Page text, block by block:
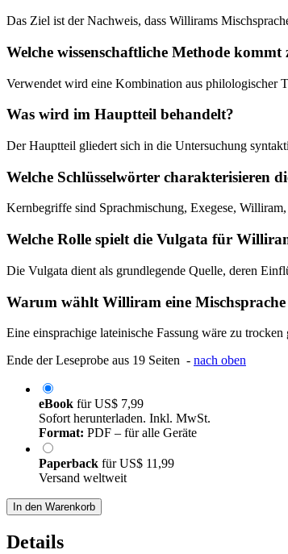
Das Ziel ist der Nachweis, dass Willirams
Welche wissenschaftliche Methode kommt
Verwendet wird eine Kombination aus philologischer
Was wird im Hauptteil behandelt?
Der Hauptteil gliedert sich in die Untersuchung
Welche Schlüsselwörter charakterisieren
Kernbegriffe sind Sprachmischung, Exegese,
Welche Rolle spielt die Vulgata für
Die Vulgata dient als grundlegende Quelle, deren
Warum wählt Williram eine
Eine einsprachige lateinische Fassung wäre zu
Ende der Leseprobe aus 19 Seiten - nach oben
eBook fürUS$ 7,99
Sofort herunterladen. Inkl. MwSt.
Format: PDF – für alle Geräte
Paperback fürUS$ 11,99
Versand weltweit
In den Warenkorb
Details